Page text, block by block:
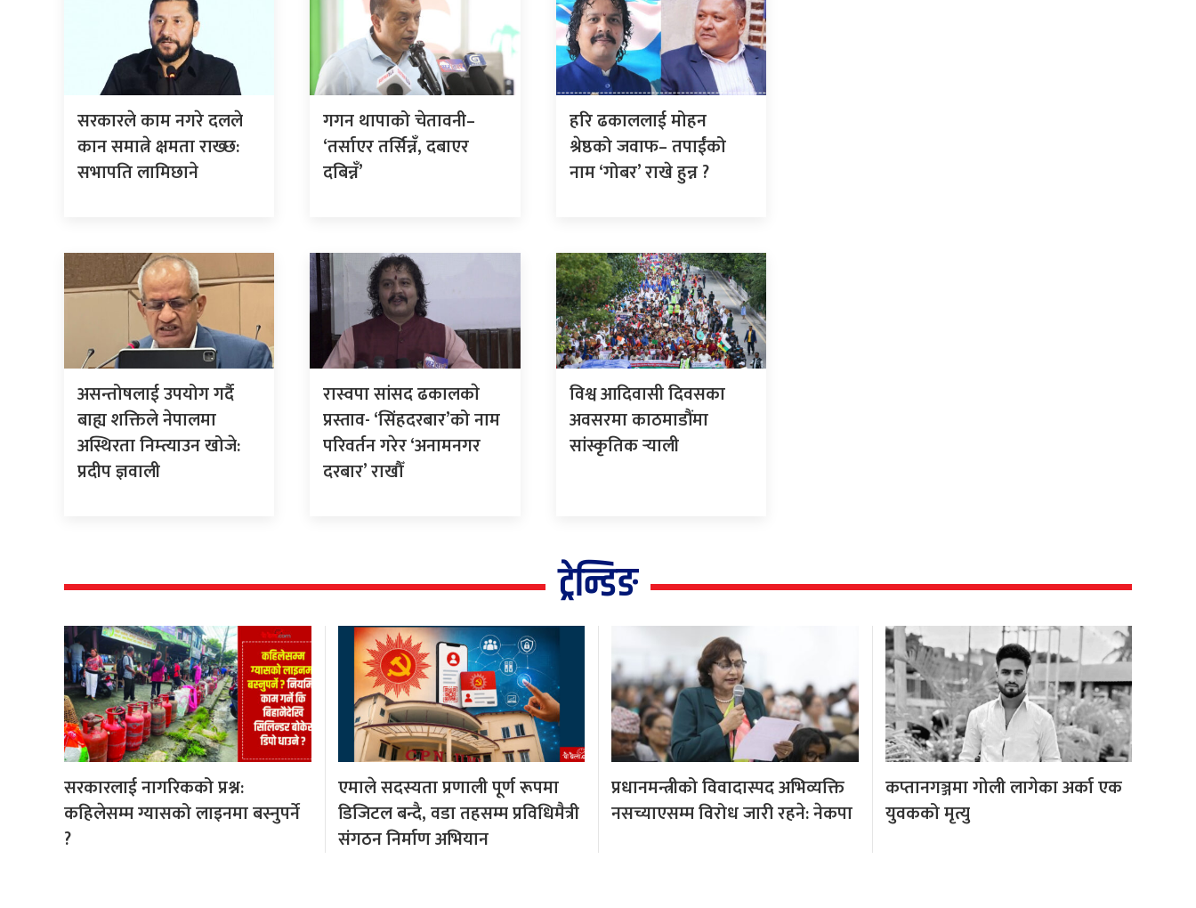
सरकारले काम नगरे दलले
कान समात्ने क्षमता राख्छ:
सभापति लामिछाने
गगन थापाको चेतावनी–
‘तर्साएर तर्सिन्नँ, दबाएर
दबिन्नँ’
हरि ढकाललाई मोहन
श्रेष्ठको जवाफ– तपाईंको
नाम ‘गोबर’ राखे हुन्न ?
असन्तोषलाई उपयोग गर्दै
बाह्य शक्तिले नेपालमा
अस्थिरता निम्त्याउन खोजे:
प्रदीप ज्ञवाली
रास्वपा सांसद ढकालकाे
प्रस्ताव- ‘सिंहदरबार’को नाम
परिवर्तन गरेर ‘अनामनगर
दरबार’ राखौँ
विश्व आदिवासी दिवसका
अवसरमा काठमाडौंमा
सांस्कृतिक र्‍याली
ट्रेन्डिङ
सरकारलाई नागरिकको प्रश्न:
कहिलेसम्म ग्यासको लाइनमा बस्नुपर्ने
?
एमाले सदस्यता प्रणाली पूर्ण रूपमा
डिजिटल बन्दै, वडा तहसम्म प्रविधिमैत्री
संगठन निर्माण अभियान
प्रधानमन्त्रीको विवादास्पद अभिव्यक्ति
नसच्याएसम्म विरोध जारी रहने: नेकपा
कप्तानगञ्जमा गोली लागेका अर्का एक
युवकको मृत्यु